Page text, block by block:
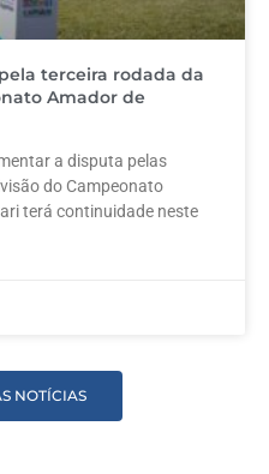
terceira rodada da
Amador de
a disputa pelas
do Campeonato
terá continuidade neste
NOTÍCIAS